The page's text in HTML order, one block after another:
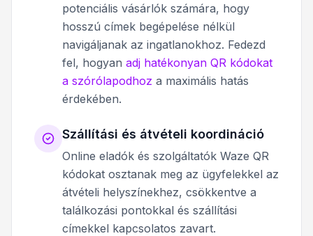
potenciális vásárlók számára, hogy
hosszú címek begépelése nélkül
navigáljanak az ingatlanokhoz. Fedezd
fel, hogyan adj hatékonyan QR kódokat
a szórólapodhoz a maximális hatás
érdekében.
Szállítási és átvételi koordináció
Online eladók és szolgáltatók Waze QR
kódokat osztanak meg az ügyfelekkel az
átvételi helyszínekhez, csökkentve a
találkozási pontokkal és szállítási
címekkel kapcsolatos zavart.